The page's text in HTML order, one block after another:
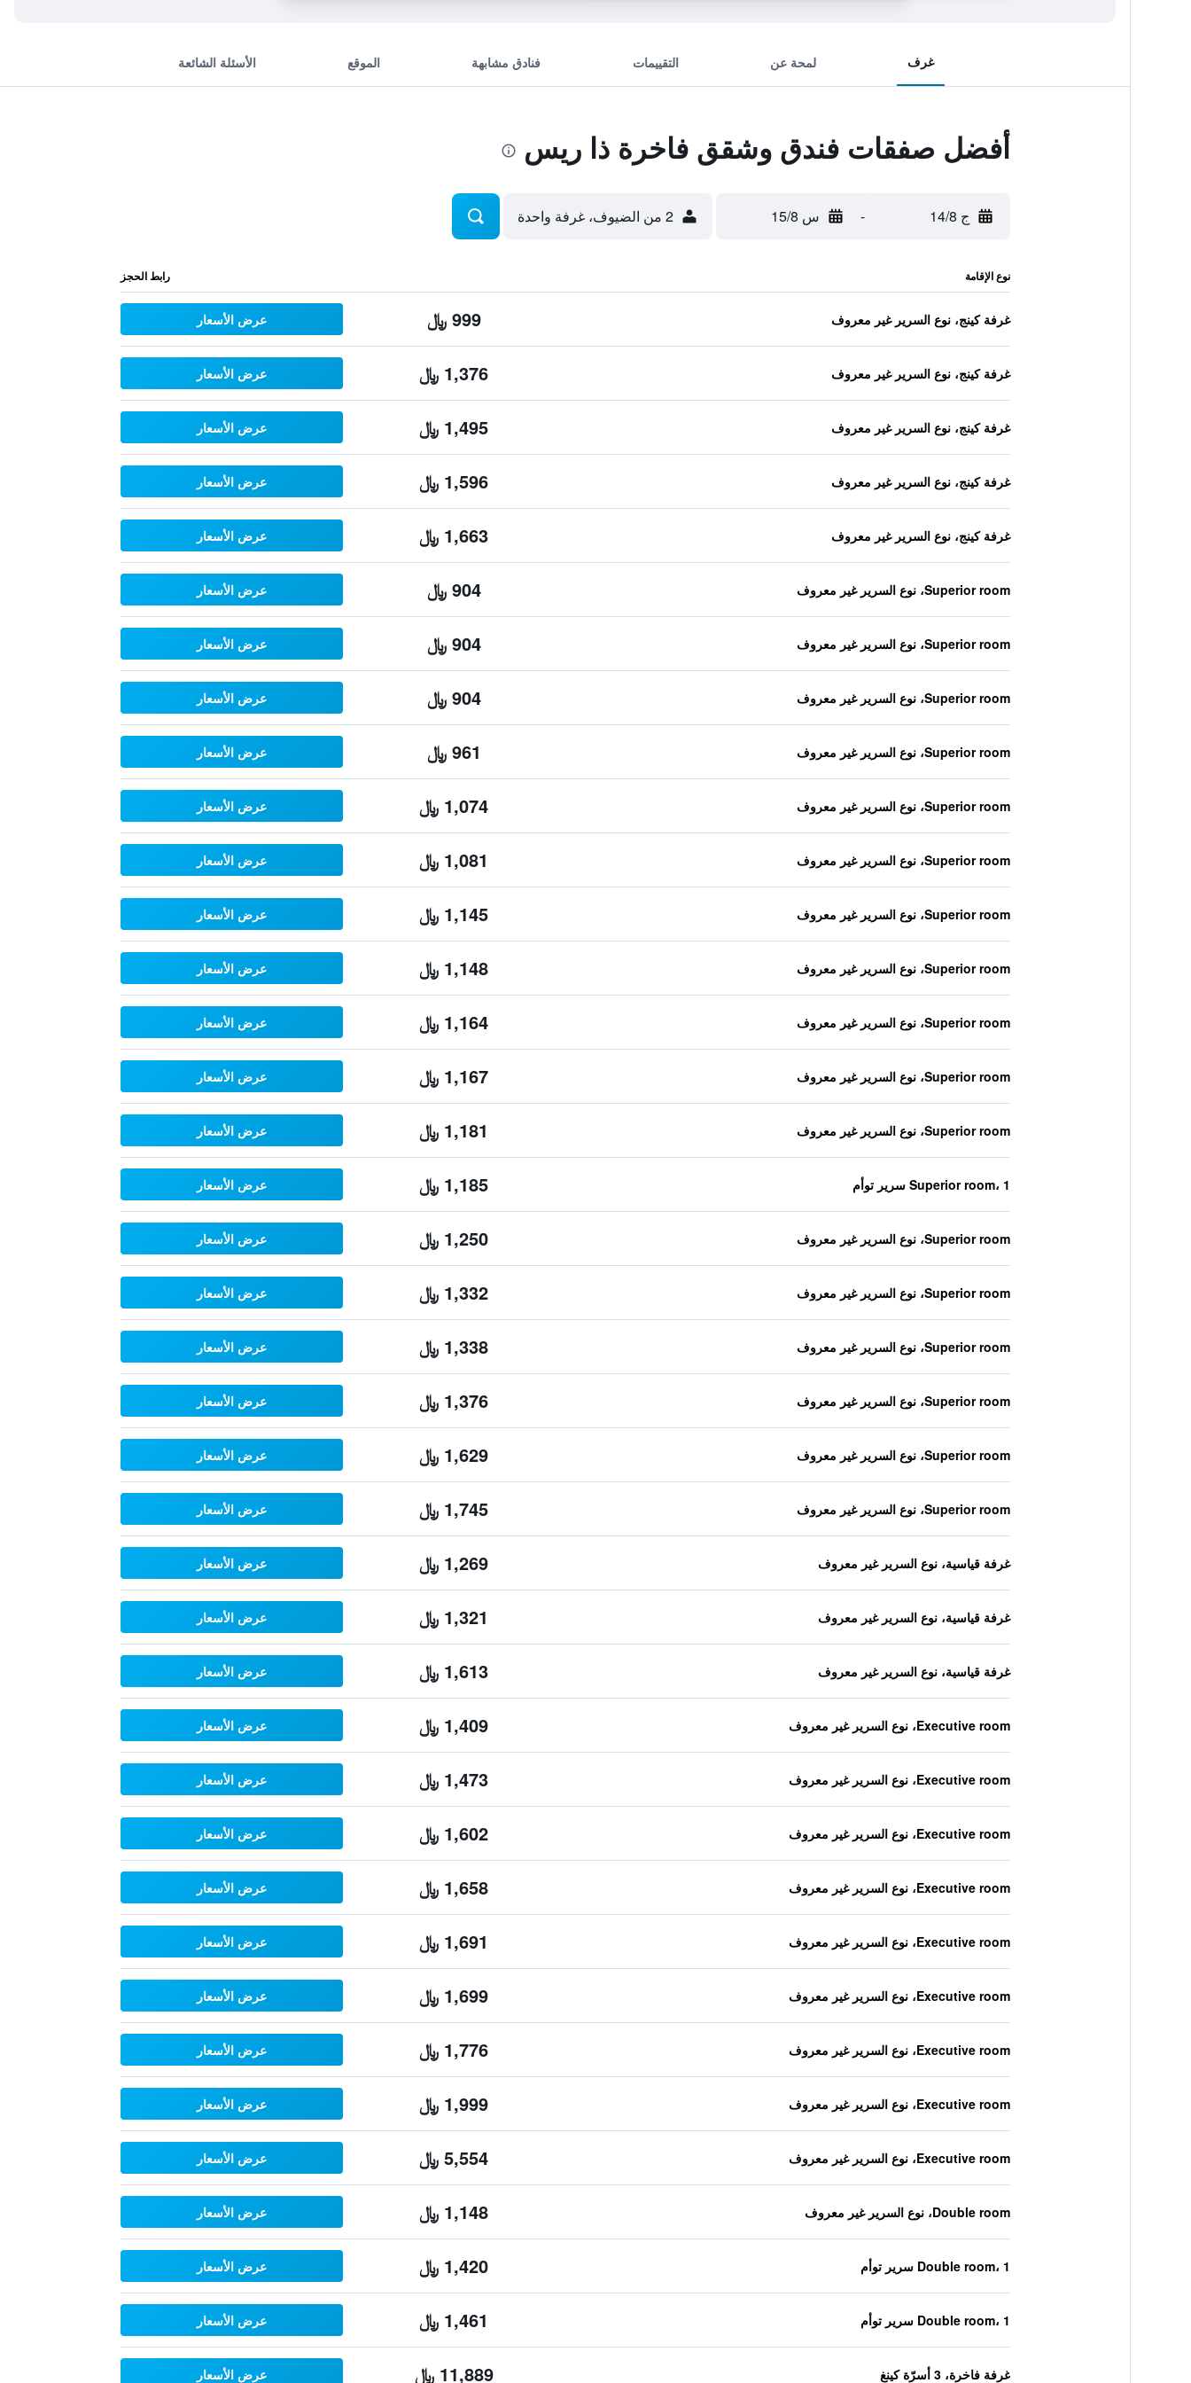
غرف لمحة عن التقييمات فنادق مشابهة الموقع الأسئلة الشائعة
أفضل صفقات فندق وشقق فاخرة ذا ريس
ج 14/8 - س 15/8 2 من الضيوف، غرفة واحدة
نوع الإقامة رابط الحجز
غرفة كينج، نوع السرير غير معروف 999 ﷼ عرض الأسعار
غرفة كينج، نوع السرير غير معروف 1,376 ﷼ عرض الأسعار
غرفة كينج، نوع السرير غير معروف 1,495 ﷼ عرض الأسعار
غرفة كينج، نوع السرير غير معروف 1,596 ﷼ عرض الأسعار
غرفة كينج، نوع السرير غير معروف 1,663 ﷼ عرض الأسعار
Superior room، نوع السرير غير معروف 904 ﷼ عرض الأسعار
Superior room، نوع السرير غير معروف 904 ﷼ عرض الأسعار
Superior room، نوع السرير غير معروف 904 ﷼ عرض الأسعار
Superior room، نوع السرير غير معروف 961 ﷼ عرض الأسعار
Superior room، نوع السرير غير معروف 1,074 ﷼ عرض الأسعار
Superior room، نوع السرير غير معروف 1,081 ﷼ عرض الأسعار
Superior room، نوع السرير غير معروف 1,145 ﷼ عرض الأسعار
Superior room، نوع السرير غير معروف 1,148 ﷼ عرض الأسعار
Superior room، نوع السرير غير معروف 1,164 ﷼ عرض الأسعار
Superior room، نوع السرير غير معروف 1,167 ﷼ عرض الأسعار
Superior room، نوع السرير غير معروف 1,181 ﷼ عرض الأسعار
Superior room، 1 سرير توأم 1,185 ﷼ عرض الأسعار
Superior room، نوع السرير غير معروف 1,250 ﷼ عرض الأسعار
Superior room، نوع السرير غير معروف 1,332 ﷼ عرض الأسعار
Superior room، نوع السرير غير معروف 1,338 ﷼ عرض الأسعار
Superior room، نوع السرير غير معروف 1,376 ﷼ عرض الأسعار
Superior room، نوع السرير غير معروف 1,629 ﷼ عرض الأسعار
Superior room، نوع السرير غير معروف 1,745 ﷼ عرض الأسعار
غرفة قياسية، نوع السرير غير معروف 1,269 ﷼ عرض الأسعار
غرفة قياسية، نوع السرير غير معروف 1,321 ﷼ عرض الأسعار
غرفة قياسية، نوع السرير غير معروف 1,613 ﷼ عرض الأسعار
Executive room، نوع السرير غير معروف 1,409 ﷼ عرض الأسعار
Executive room، نوع السرير غير معروف 1,473 ﷼ عرض الأسعار
Executive room، نوع السرير غير معروف 1,602 ﷼ عرض الأسعار
Executive room، نوع السرير غير معروف 1,658 ﷼ عرض الأسعار
Executive room، نوع السرير غير معروف 1,691 ﷼ عرض الأسعار
Executive room، نوع السرير غير معروف 1,699 ﷼ عرض الأسعار
Executive room، نوع السرير غير معروف 1,776 ﷼ عرض الأسعار
Executive room، نوع السرير غير معروف 1,999 ﷼ عرض الأسعار
Executive room، نوع السرير غير معروف 5,554 ﷼ عرض الأسعار
Double room، نوع السرير غير معروف 1,148 ﷼ عرض الأسعار
Double room، 1 سرير توأم 1,420 ﷼ عرض الأسعار
Double room، 1 سرير توأم 1,461 ﷼ عرض الأسعار
غرفة فاخرة، 3 أسرّة كينغ 11,889 ﷼ عرض الأسعار